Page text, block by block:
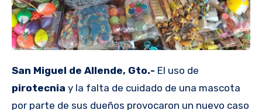
San Miguel de Allende, Gto.- El uso de
pirotecnia y la falta de cuidado de una mascota
por parte de sus dueños provocaron un nuevo caso